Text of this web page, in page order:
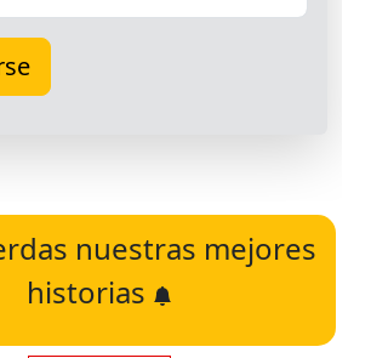
nuestras mejores
historias